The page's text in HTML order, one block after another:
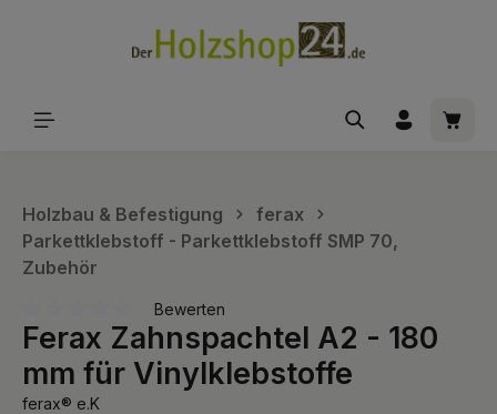
Holzbau & Befestigung
ferax
Parkettklebstoff - Parkettklebstoff SMP 70,
Zubehör
Durchschnittliche Bewertung von 0 von 5 Sternen
Bewerten
Ferax Zahnspachtel A2 - 180
mm für Vinylklebstoffe
ferax® e.K